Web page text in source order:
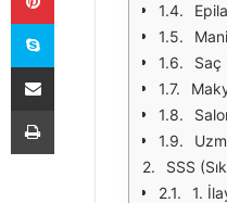
Saç
SSS
1.
Skype
E-Posta ile paylaş